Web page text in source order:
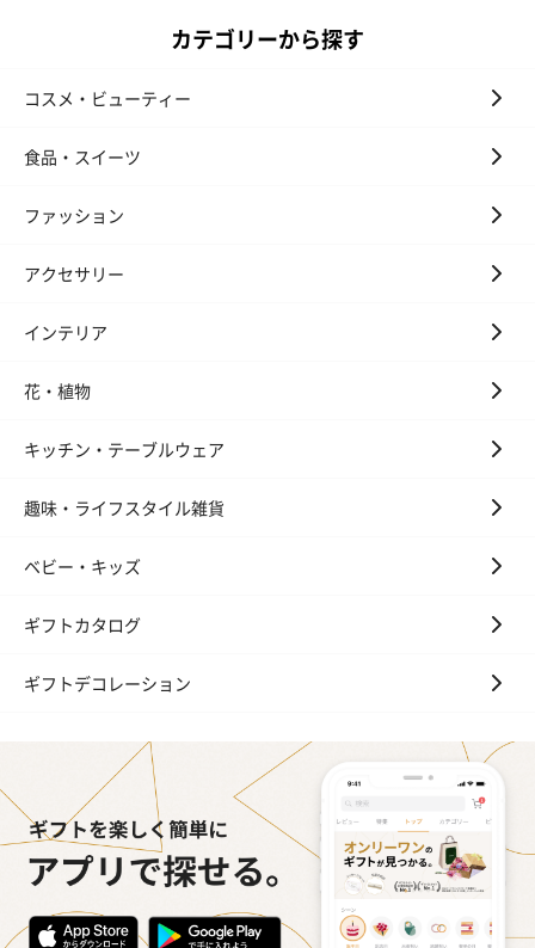
カテゴリーから探す
コスメ・ビューティー
食品・スイーツ
ファッション
アクセサリー
インテリア
花・植物
キッチン・テーブルウェア
趣味・ライフスタイル雑貨
ベビー・キッズ
ギフトカタログ
ギフトデコレーション